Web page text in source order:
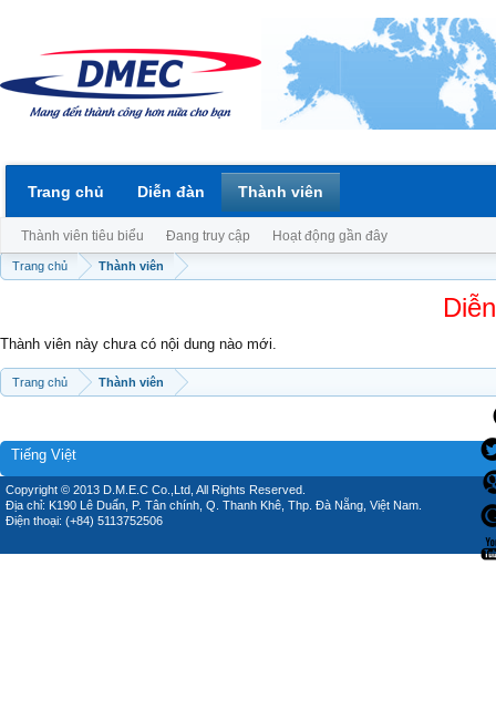
Trang chủ Thành viên
Thành viên này chưa có nội dung nào mới.
Trang chủ Thành viên
Trang chủ Diễn đàn Thành viên
Thành viên tiêu biểu Đang truy cập Hoạt động gần đây
Tiếng Việt
Copyright © 2013 D.M.E.C Co.,Ltd, All Rights Reserved.
Địa chỉ: K190 Lê Duẩn, P. Tân chính, Q. Thanh Khê, Thp. Đà Nẵng, Việt Nam.
Điện thoại: (+84) 5113752506